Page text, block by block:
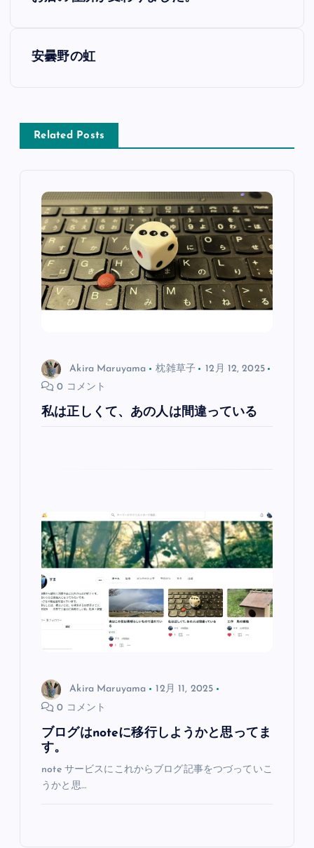
ナ
ゲ
ー
安曇野の虹
Related Posts
Akira Maruyama 枕雑草子
12月 12, 2025
0 コメント
私は正しくて、あの人は間違っている
Akira Maruyama
12月 11, 2025
0 コメント
ブログはnoteに移行しようかと思ってま
す。
note サービスにこれからブログ記事をつづっていこ
うかと思…